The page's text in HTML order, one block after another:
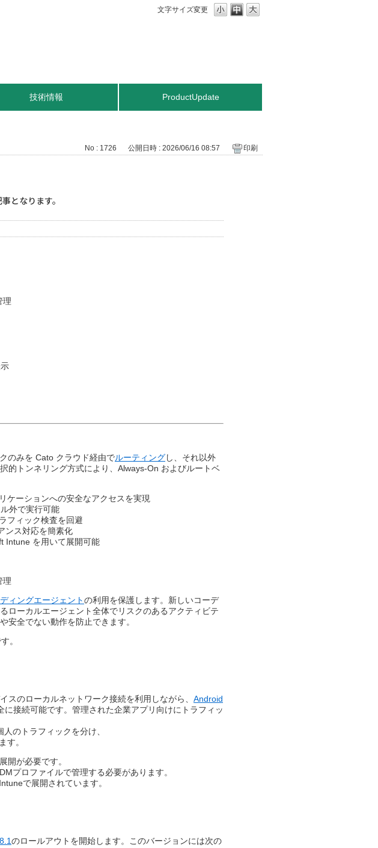
文字サイズ変更
技術情報 ProductUpdate
No : 1726 公開日時 : 2026/06/16 08:57 印刷
となります。
理
のみを Cato クラウド経由でルーティングし、それ以外
的トンネリング方式により、Always-On およびルートベ
ケーションへの安全なアクセスを実現​
外で実行可能​
フィック検査を回避​
ンス対応を簡素化​
Intune を用いて展開可能
理
ィングエージェントの利用を保護します。新しいコーデ
ローカルエージェント全体でリスクのあるアクティビテ
安全でない動作を防止できます。
。
のローカルネットワーク接続を利用しながら、 Android
接続可能です。管理された企業アプリ向けにトラフィッ
のトラフィックを分け、​
す。​
開が必要です。​
プロファイルで管理する必要があります。​
で展開されています。
のロールアウトを開始します。このバージョンには次の